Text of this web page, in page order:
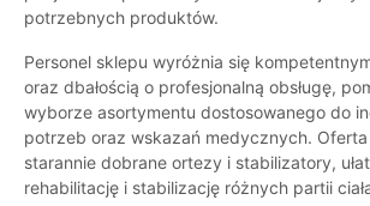
potrzebnych produktów.
Personel sklepu wyróżnia się
oraz dbałością o profesjonalną obsługę,
wyborze asortymentu dostosowanego do
potrzeb oraz wskazań medycznych.
starannie dobrane ortezy i stabilizatory,
rehabilitację i stabilizację różnych partii